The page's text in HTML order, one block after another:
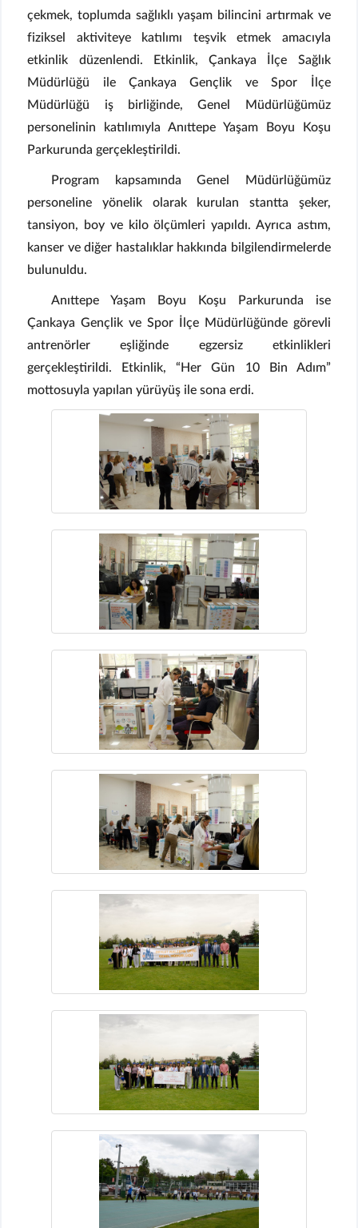
çekmek, toplumda sağlıklı yaşam bilincini artırmak ve
fiziksel aktiviteye katılımı teşvik etmek amacıyla
etkinlik düzenlendi. Etkinlik, Çankaya İlçe Sağlık
Müdürlüğü ile Çankaya Gençlik ve Spor İlçe
Müdürlüğü iş birliğinde, Genel Müdürlüğümüz
personelinin katılımıyla Anıttepe Yaşam Boyu Koşu
Parkurunda gerçekleştirildi.
Program kapsamında Genel Müdürlüğümüz
personeline yönelik olarak kurulan stantta şeker,
tansiyon, boy ve kilo ölçümleri yapıldı. Ayrıca astım,
kanser ve diğer hastalıklar hakkında bilgilendirmelerde
bulunuldu.
Anıttepe Yaşam Boyu Koşu Parkurunda ise
Çankaya Gençlik ve Spor İlçe Müdürlüğünde görevli
antrenörler eşliğinde egzersiz etkinlikleri
gerçekleştirildi. Etkinlik, “Her Gün 10 Bin Adım”
mottosuyla yapılan yürüyüş ile sona erdi.